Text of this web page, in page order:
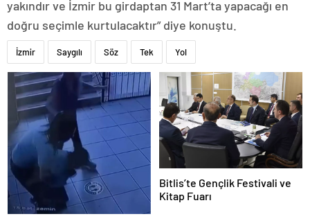
yakındır ve İzmir bu girdaptan 31 Mart’ta yapacağı en
doğru seçimle kurtulacaktır” diye konuştu.
İzmir Saygılı Söz Tek Yol
Bitlis’te Gençlik Festivali ve
Kitap Fuarı